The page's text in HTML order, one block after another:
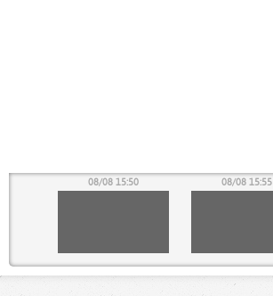
08/08 15:50 08/08 15:55